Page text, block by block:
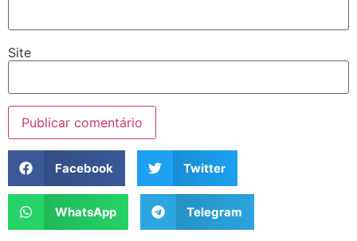
Site
Facebook Twitter
WhatsApp Telegram